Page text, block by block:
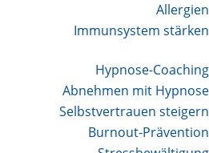
Allergien
Immunsystem stärken
Hypnose-Coaching
Abnehmen mit Hypnose
Selbstvertrauen steigern
Burnout-Prävention